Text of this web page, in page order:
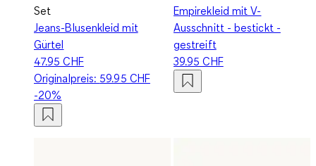
Set
Jeans-Blusenkleid mit
Gürtel
47.95 CHF
Originalpreis: 59.95 CHF
-20%
Empirekleid mit V-
Ausschnitt - bestickt -
gestreift
39.95 CHF